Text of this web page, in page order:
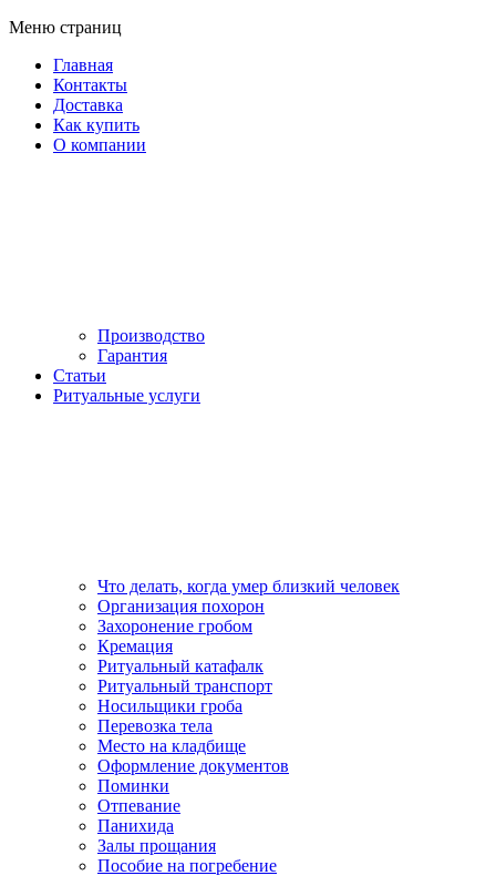
Меню страниц
Главная
Контакты
Доставка
Как купить
О компании
Производство
Гарантия
Статьи
Ритуальные услуги
Что делать, когда умер близкий человек
Организация похорон
Захоронение гробом
Кремация
Ритуальный катафалк
Ритуальный транспорт
Носильщики гроба
Перевозка тела
Место на кладбище
Оформление документов
Поминки
Отпевание
Панихида
Залы прощания
Пособие на погребение